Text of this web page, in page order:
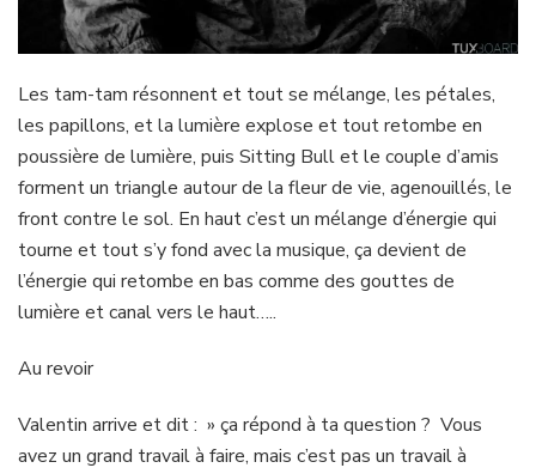
Les tam-tam résonnent et tout se mélange, les pétales,
les papillons, et la lumière explose et tout retombe en
poussière de lumière, puis Sitting Bull et le couple d’amis
forment un triangle autour de la fleur de vie, agenouillés, le
front contre le sol. En haut c’est un mélange d’énergie qui
tourne et tout s’y fond avec la musique, ça devient de
l’énergie qui retombe en bas comme des gouttes de
lumière et canal vers le haut…..
Au revoir
Valentin arrive et dit : » ça répond à ta question ? Vous
avez un grand travail à faire, mais c’est pas un travail à